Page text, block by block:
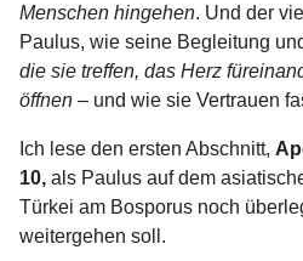
Menschen hingehen. Und der
Paulus, wie seine Begleitung
die sie treffen, das Herz
öffnen – und wie sie Vertrauen
Ich lese den ersten Abschnitt,
10, als Paulus auf dem
Türkei am Bosporus noch
weitergehen soll.